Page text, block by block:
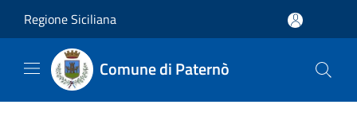
Regione Siciliana
Comune di Paternò